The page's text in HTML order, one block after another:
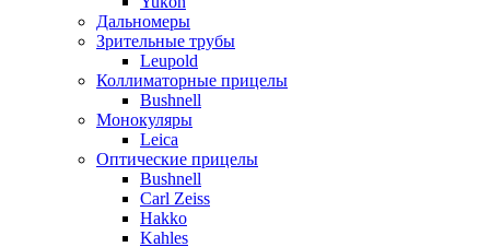
Дальномеры
Зрительные трубы
Leupold
Коллиматорные прицелы
Bushnell
Монокуляры
Leica
Оптические прицелы
Bushnell
Carl Zeiss
Hakko
Kahles